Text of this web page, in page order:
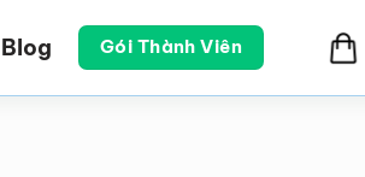
Blog Gói Thành Viên